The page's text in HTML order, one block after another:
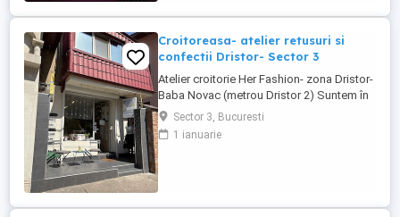
Croitoreasa- atelier retusuri si
confectii Dristor- Sector 3
Atelier croitorie Her Fashion- zona Dristor-
Baba Novac (metrou Dristor 2) Suntem în
căutarea unei croitorese talentata și
pasionata pentru a se alătura atelierului
nostru. Dacă aveți experiență în croitorie,
Sector 3, Bucuresti
1 ianuarie